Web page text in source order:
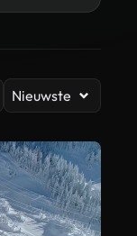
Nieuwste